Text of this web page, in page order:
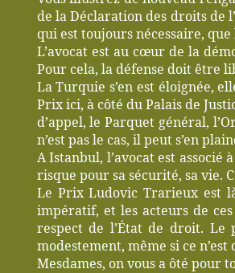
de la Déclaration des droits de
qui est toujours nécessaire,
L’avocat est au cœur de la
Pour cela, la défense doit être
La Turquie s’en est éloignée,
Prix ici, à côté du Palais de
d’appel, le Parquet général,
n’est pas le cas, il peut s’en
A Istanbul, l’avocat est
risque pour sa sécurité, sa vie.
Le Prix Ludovic Trarieux est
impératif, et les acteurs de
respect de l’État de droit.
modestement, même si ce
Mesdames, on vous a ôté pour